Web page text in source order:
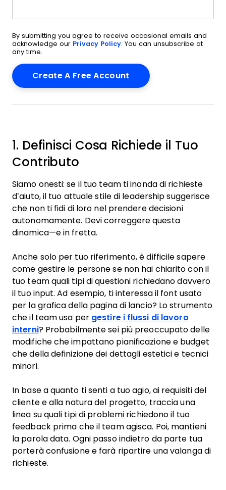
By submitting you agree to receive occasional emails and
acknowledge our Privacy Policy . You can unsubscribe at
any time.
1. Definisci Cosa Richiede il Tuo
Contributo
Siamo onesti: se il tuo team ti inonda di richieste
d’aiuto, il tuo attuale stile di leadership suggerisce
che non ti fidi di loro nel prendere decisioni
autonomamente. Devi correggere questa
dinamica—e in fretta.
Anche solo per tuo riferimento, è difficile sapere
come gestire le persone se non hai chiarito con il
tuo team quali tipi di questioni richiedano davvero
il tuo input. Ad esempio, ti interessa il font usato
per la grafica della pagina di lancio? Lo strumento
che il team usa per gestire i flussi di lavoro
interni? Probabilmente sei più preoccupato delle
modifiche che impattano pianificazione e budget
che della definizione dei dettagli estetici e tecnici
minori.
In base a quanto ti senti a tuo agio, ai requisiti del
cliente e alla natura del progetto, traccia una
linea su quali tipi di problemi richiedono il tuo
feedback prima che il team agisca. Poi, mantieni
la parola data. Ogni passo indietro da parte tua
porterà confusione e farà ripartire una valanga di
richieste.